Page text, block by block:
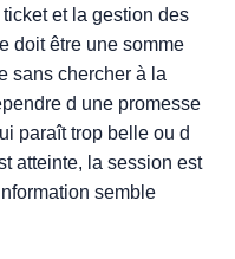
et la gestion des
doit être une somme
sans chercher à la
d une promesse
paraît trop belle ou d
atteinte, la session est
semble